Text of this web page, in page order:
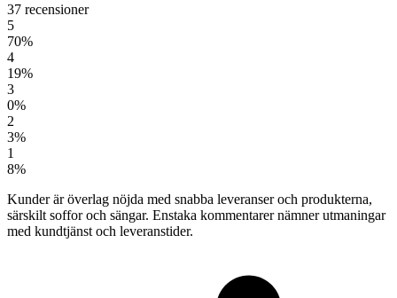
37 recensioner
5
70%
4
19%
3
0%
2
3%
1
8%
Kunder är överlag nöjda med snabba leveranser och produkterna,
särskilt soffor och sängar. Enstaka kommentarer nämner utmaningar
med kundtjänst och leveranstider.